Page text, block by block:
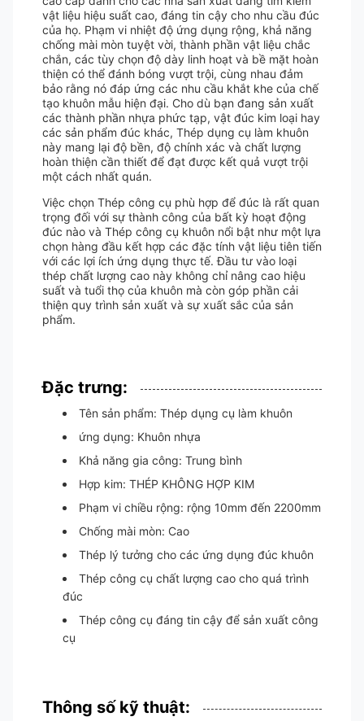
vật liệu hiệu suất cao, đáng tin cậy cho nhu cầu đúc
của họ. Phạm vi nhiệt độ ứng dụng rộng, khả năng
chống mài mòn tuyệt vời, thành phần vật liệu chắc
chắn, các tùy chọn độ dày linh hoạt và bề mặt hoàn
thiện có thể đánh bóng vượt trội, cùng nhau đảm
bảo rằng nó đáp ứng các nhu cầu khắt khe của chế
tạo khuôn mẫu hiện đại. Cho dù bạn đang sản xuất
các thành phần nhựa phức tạp, vật đúc kim loại hay
các sản phẩm đúc khác, Thép dụng cụ làm khuôn
này mang lại độ bền, độ chính xác và chất lượng
hoàn thiện cần thiết để đạt được kết quả vượt trội
một cách nhất quán.
Việc chọn Thép công cụ phù hợp để đúc là rất quan
trọng đối với sự thành công của bất kỳ hoạt động
đúc nào và Thép công cụ khuôn nổi bật như một lựa
chọn hàng đầu kết hợp các đặc tính vật liệu tiên tiến
với các lợi ích ứng dụng thực tế. Đầu tư vào loại
thép chất lượng cao này không chỉ nâng cao hiệu
suất và tuổi thọ của khuôn mà còn góp phần cải
thiện quy trình sản xuất và sự xuất sắc của sản
phẩm.
Đặc trưng:
Tên sản phẩm: Thép dụng cụ làm khuôn
ứng dụng: Khuôn nhựa
Khả năng gia công: Trung bình
Hợp kim: THÉP KHÔNG HỢP KIM
Phạm vi chiều rộng: rộng 10mm đến 2200mm
Chống mài mòn: Cao
Thép lý tưởng cho các ứng dụng đúc khuôn
Thép công cụ chất lượng cao cho quá trình
đúc
Thép công cụ đáng tin cậy để sản xuất công
cụ
Thông số kỹ thuật: